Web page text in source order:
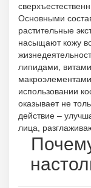
Основными
растительные
насыщают кожу
липидами,
использовании
оказывает не
действие –
лица,